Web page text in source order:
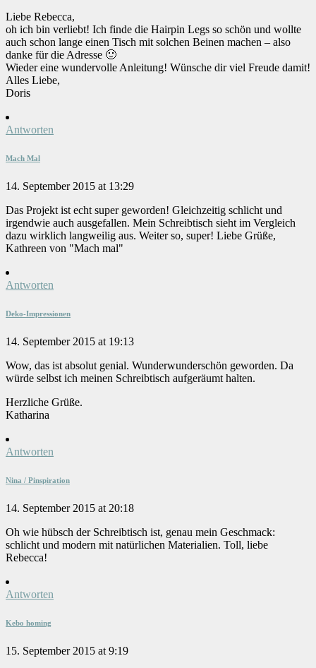
Liebe Rebecca,
oh ich bin verliebt! Ich finde die Hairpin Legs so schön und wollte
auch schon lange einen Tisch mit solchen Beinen machen – also
danke für die Adresse 🙂
Wieder eine wundervolle Anleitung! Wünsche dir viel Freude damit!
Alles Liebe,
Doris
Antworten
Mach Mal
14. September 2015 at 13:29
Das Projekt ist echt super geworden! Gleichzeitig schlicht und
irgendwie auch ausgefallen. Mein Schreibtisch sieht im Vergleich
dazu wirklich langweilig aus. Weiter so, super! Liebe Grüße,
Kathreen von "Mach mal"
Antworten
Deko-Impressionen
14. September 2015 at 19:13
Wow, das ist absolut genial. Wunderwunderschön geworden. Da
würde selbst ich meinen Schreibtisch aufgeräumt halten.
Herzliche Grüße.
Katharina
Antworten
Nina / Pinspiration
14. September 2015 at 20:18
Oh wie hübsch der Schreibtisch ist, genau mein Geschmack:
schlicht und modern mit natürlichen Materialien. Toll, liebe
Rebecca!
Antworten
Kebo homing
15. September 2015 at 9:19